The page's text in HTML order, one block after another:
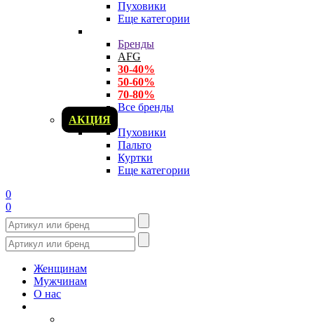
Пуховики
Еще категории
Бренды
AFG
30-40%
50-60%
70-80%
Все бренды
АКЦИЯ
Пуховики
Пальто
Куртки
Еще категории
0
0
Женщинам
Мужчинам
О нас